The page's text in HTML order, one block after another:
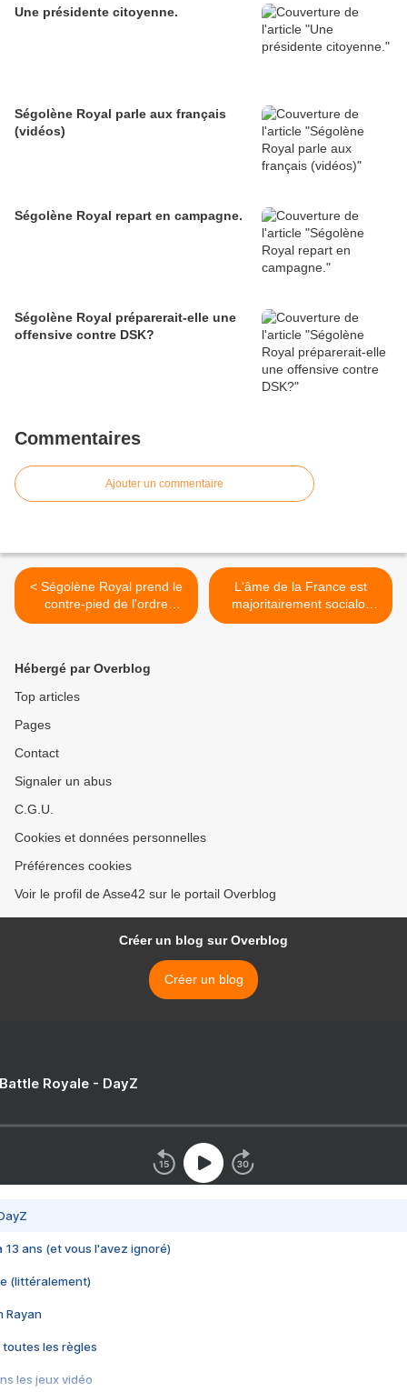
Une présidente citoyenne.
Ségolène Royal parle aux français
(vidéos)
Ségolène Royal repart en campagne.
Ségolène Royal préparerait-elle une
offensive contre DSK?
Commentaires
Ajouter un commentaire
< Ségolène Royal prend le
contre-pied de l'ordre
mondial fasciste.
L'âme de la France est
majoritairement socialo-
gaulliste. >
Hébergé par Overblog
Top articles
Pages
Contact
Signaler un abus
C.G.U.
Cookies et données personnelles
Préférences cookies
Voir le profil de Asse42 sur le portail Overblog
Créer un blog sur Overblog
Créer un blog
Royale - DayZ
13 ans (et vous l'avez ignoré)
(littéralement)
Rayan
toutes les règles
les jeux vidéo